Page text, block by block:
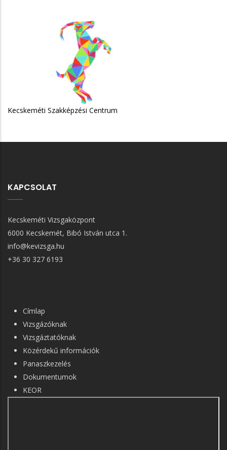
Szakképzési Centrum
KAPCSOLAT
Kecskeméti Vizsgaközpont
6000 Kecskemét, Bibó István utca 1.
info@kevizsga.hu
+36 30 327 6193
FŐ
NAVIGÁCIÓ
Címlap
Vizsgázóknak
Vizsgáztatóknak
Közérdekű információk
Panaszkezelés
Dokumentumok
KEOR